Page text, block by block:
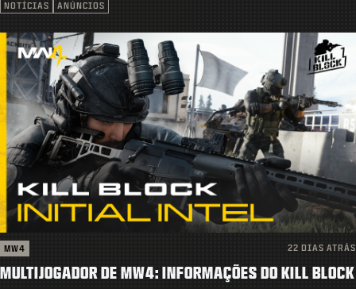
NOTÍCIAS ANÚNCIOS
MW4 22 DIAS ATRÁS
MULTIJOGADOR DE MW4: INFORMAÇÕES DO KILL BLOCK